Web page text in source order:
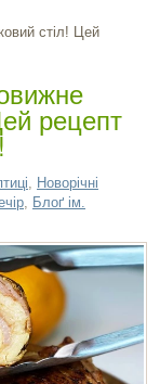
стіл! Цей
рецепт
Новорічні
Блоґ ім.